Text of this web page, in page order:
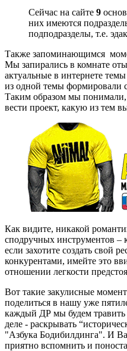
Сейчас на сайте 9
них имеются
подподразделы, т.е.
Также запоминающимся
Мы запирались в комнате
актуальные в интернете
из одной темы формировали
Таким образом мы
вести проект, какую из тем
Как видите, никакой
сподручных инструментов –
если захотите создать свой
конкурентами, имейте это
отношении легкости
Вот такие закулисные
поделиться в нашу уже
каждый ДР мы будем
деле - раскрывать
"Азбука Бодибилдинга". И
приятно вспомнить и